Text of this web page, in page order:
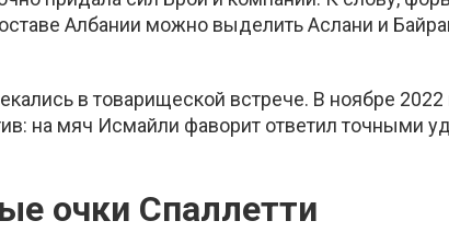
Албании можно выделить Аслани и
в товарищеской встрече. В ноябре 2022
на мяч Исмайли фаворит ответил точными
очки Спаллетти